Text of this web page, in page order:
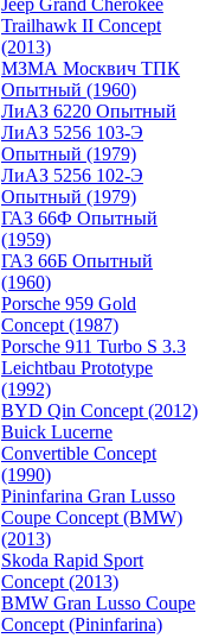
Jeep Grand Cherokee
Trailhawk II Concept
(2013)
МЗМА Москвич ТПК
Опытный (1960)
ЛиАЗ 6220 Опытный
ЛиАЗ 5256 103-Э
Опытный (1979)
ЛиАЗ 5256 102-Э
Опытный (1979)
ГАЗ 66Ф Опытный
(1959)
ГАЗ 66Б Опытный
(1960)
Porsche 959 Gold
Concept (1987)
Porsche 911 Turbo S 3.3
Leichtbau Prototype
(1992)
BYD Qin Concept (2012)
Buick Lucerne
Convertible Concept
(1990)
Pininfarina Gran Lusso
Coupe Concept (BMW)
(2013)
Skoda Rapid Sport
Concept (2013)
BMW Gran Lusso Coupe
Concept (Pininfarina)